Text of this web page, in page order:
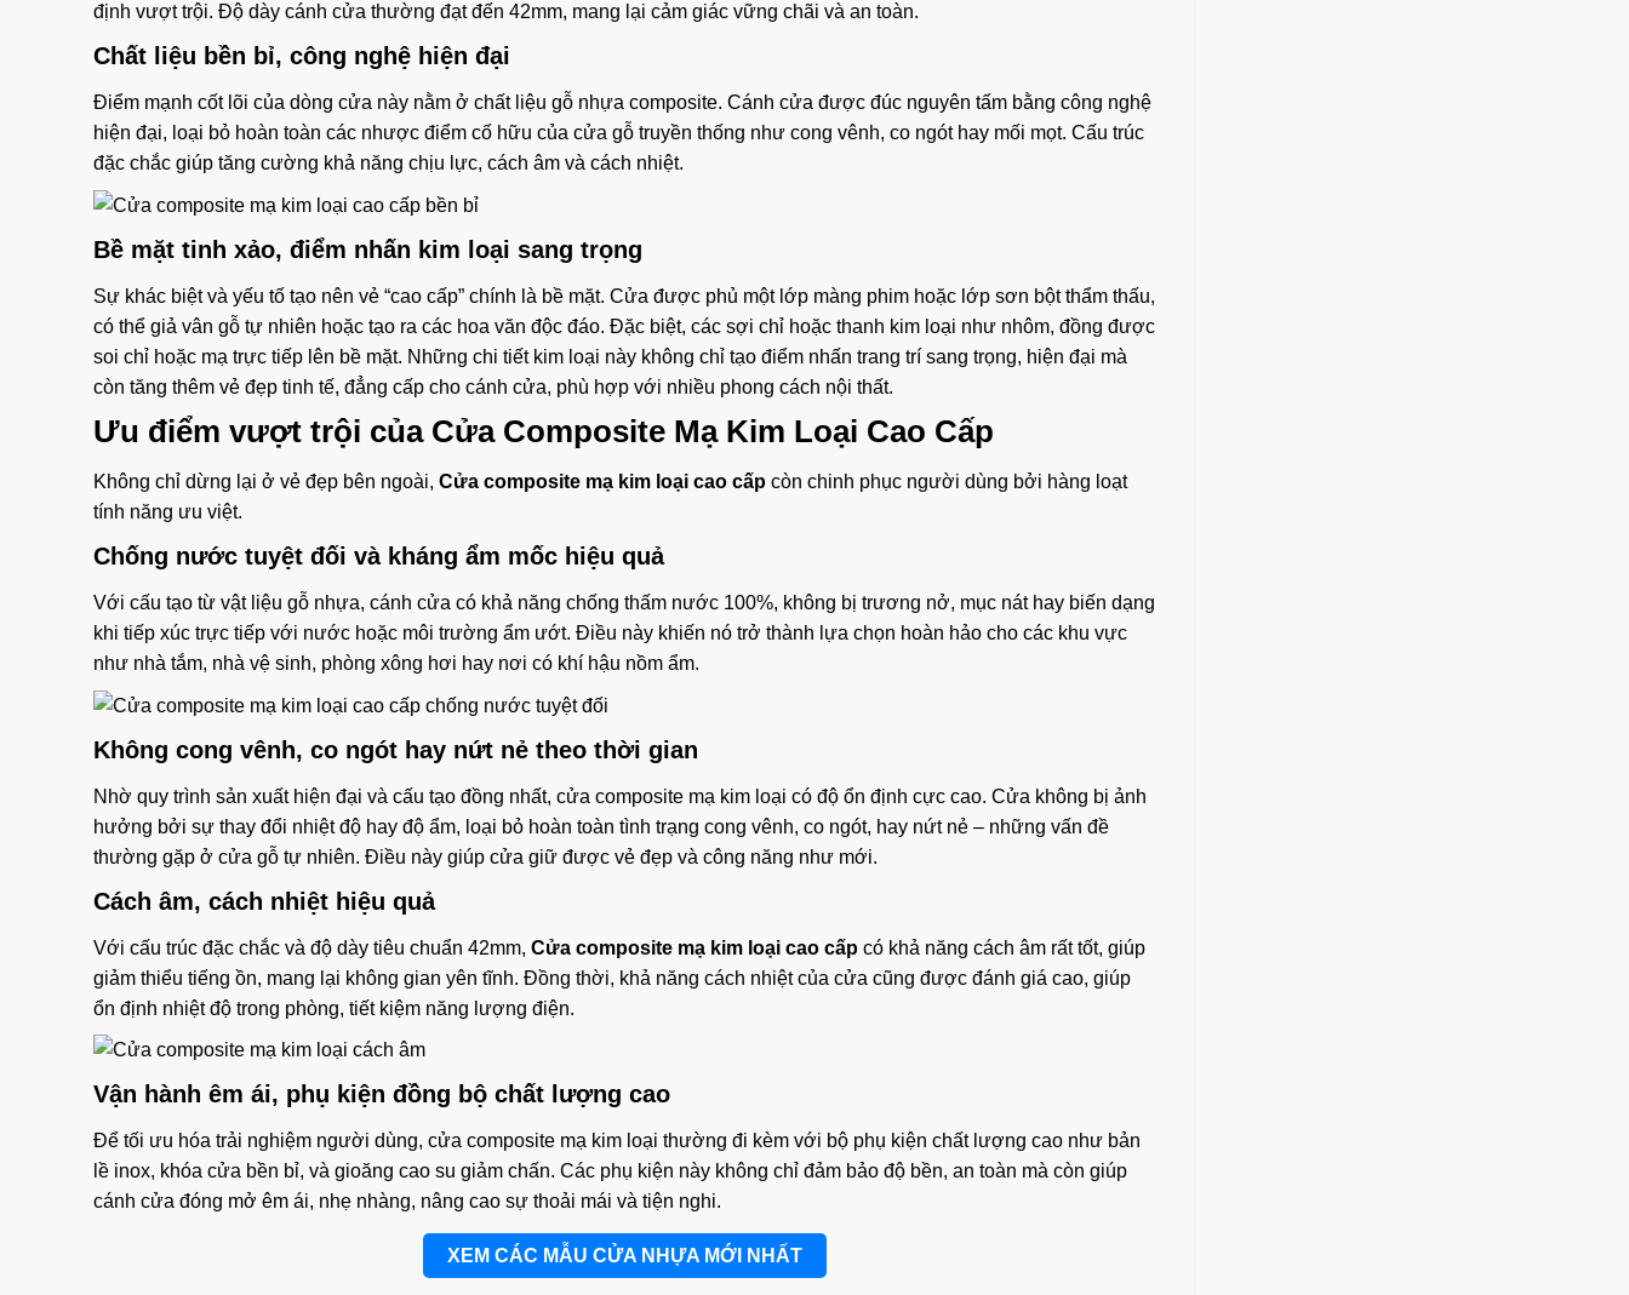
định vượt trội. Độ dày cánh cửa thường đạt đến 42mm, mang lại cảm giác vững chãi và an toàn.
Chất liệu bền bỉ, công nghệ hiện đại
Điểm mạnh cốt lõi của dòng cửa này nằm ở chất liệu gỗ nhựa composite. Cánh cửa được đúc nguyên tấm bằng công nghệ
hiện đại, loại bỏ hoàn toàn các nhược điểm cố hữu của cửa gỗ truyền thống như cong vênh, co ngót hay mối mọt. Cấu trúc
đặc chắc giúp tăng cường khả năng chịu lực, cách âm và cách nhiệt.
Bề mặt tinh xảo, điểm nhấn kim loại sang trọng
Sự khác biệt và yếu tố tạo nên vẻ “cao cấp” chính là bề mặt. Cửa được phủ một lớp màng phim hoặc lớp sơn bột thẩm thấu,
có thể giả vân gỗ tự nhiên hoặc tạo ra các hoa văn độc đáo. Đặc biệt, các sợi chỉ hoặc thanh kim loại như nhôm, đồng được
soi chỉ hoặc mạ trực tiếp lên bề mặt. Những chi tiết kim loại này không chỉ tạo điểm nhấn trang trí sang trọng, hiện đại mà
còn tăng thêm vẻ đẹp tinh tế, đẳng cấp cho cánh cửa, phù hợp với nhiều phong cách nội thất.
Ưu điểm vượt trội của Cửa Composite Mạ Kim Loại Cao Cấp
Không chỉ dừng lại ở vẻ đẹp bên ngoài, Cửa composite mạ kim loại cao cấp còn chinh phục người dùng bởi hàng loạt
tính năng ưu việt.
Chống nước tuyệt đối và kháng ẩm mốc hiệu quả
Với cấu tạo từ vật liệu gỗ nhựa, cánh cửa có khả năng chống thấm nước 100%, không bị trương nở, mục nát hay biến dạng
khi tiếp xúc trực tiếp với nước hoặc môi trường ẩm ướt. Điều này khiến nó trở thành lựa chọn hoàn hảo cho các khu vực
như nhà tắm, nhà vệ sinh, phòng xông hơi hay nơi có khí hậu nồm ẩm.
Không cong vênh, co ngót hay nứt nẻ theo thời gian
Nhờ quy trình sản xuất hiện đại và cấu tạo đồng nhất, cửa composite mạ kim loại có độ ổn định cực cao. Cửa không bị ảnh
hưởng bởi sự thay đổi nhiệt độ hay độ ẩm, loại bỏ hoàn toàn tình trạng cong vênh, co ngót, hay nứt nẻ – những vấn đề
thường gặp ở cửa gỗ tự nhiên. Điều này giúp cửa giữ được vẻ đẹp và công năng như mới.
Cách âm, cách nhiệt hiệu quả
Với cấu trúc đặc chắc và độ dày tiêu chuẩn 42mm, Cửa composite mạ kim loại cao cấp có khả năng cách âm rất tốt, giúp
giảm thiểu tiếng ồn, mang lại không gian yên tĩnh. Đồng thời, khả năng cách nhiệt của cửa cũng được đánh giá cao, giúp
ổn định nhiệt độ trong phòng, tiết kiệm năng lượng điện.
Vận hành êm ái, phụ kiện đồng bộ chất lượng cao
Để tối ưu hóa trải nghiệm người dùng, cửa composite mạ kim loại thường đi kèm với bộ phụ kiện chất lượng cao như bản
lề inox, khóa cửa bền bỉ, và gioăng cao su giảm chấn. Các phụ kiện này không chỉ đảm bảo độ bền, an toàn mà còn giúp
cánh cửa đóng mở êm ái, nhẹ nhàng, nâng cao sự thoải mái và tiện nghi.
XEM CÁC MẪU CỬA NHỰA MỚI NHẤT